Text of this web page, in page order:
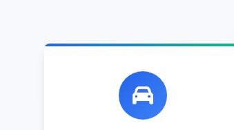
Лучшие предложения по
выкупу автомобилей, любых:
Целые с